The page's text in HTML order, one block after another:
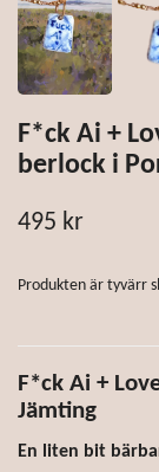
F*ck Ai +
berlock i
495 kr
Produkten är tyvärr
F*ck Ai +
Jämting
En liten bit